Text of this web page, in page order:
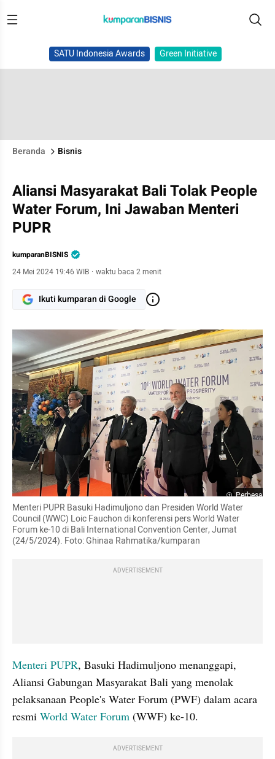
SATU Indonesia Awards Green Initiative
Beranda Bisnis
Aliansi Masyarakat Bali Tolak People
Water Forum, Ini Jawaban Menteri
PUPR
kumparanBISNIS
24 Mei 2024 19:46 WIB · waktu baca 2 menit
Ikuti kumparan di Google
Perbesar
Menteri PUPR Basuki Hadimuljono dan Presiden World Water
Council (WWC) Loic Fauchon di konferensi pers World Water
Forum ke-10 di Bali International Convention Center, Jumat
(24/5/2024). Foto: Ghinaa Rahmatika/kumparan
ADVERTISEMENT
Menteri PUPR, Basuki Hadimuljono menanggapi,
Aliansi Gabungan Masyarakat Bali yang menolak
pelaksanaan People's Water Forum (PWF) dalam acara
resmi World Water Forum (WWF) ke-10.
ADVERTISEMENT